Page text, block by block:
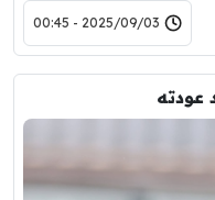
2025/09/03 - 00:45
عودته